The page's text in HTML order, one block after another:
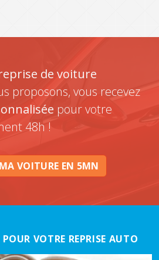
de voiture
proposons, vous recevez
pour votre
48h !
VOITURE EN 5MN
VOTRE REPRISE AUTO